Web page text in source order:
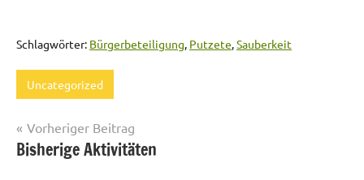
Schlagwörter: Bürgerbeteiligung, Putzete,Sauberkeit
Uncategorized
Beitrags-
Navigation
Vorheriger Beitrag
Bisherige Aktivitäten